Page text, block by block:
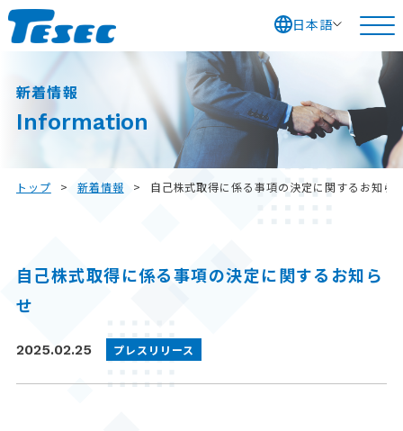
日本語
新着情報
Information
トップ > 新着情報 > 自己株式取得に係る事項の決定に関するお知ら
自己株式取得に係る事項の決定に関するお知ら
せ
2025.02.25 プレスリリース